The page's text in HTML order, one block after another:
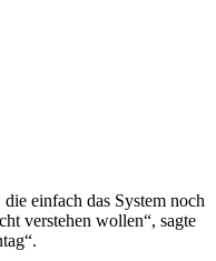
einfach das System noch
verstehen wollen“, sagte